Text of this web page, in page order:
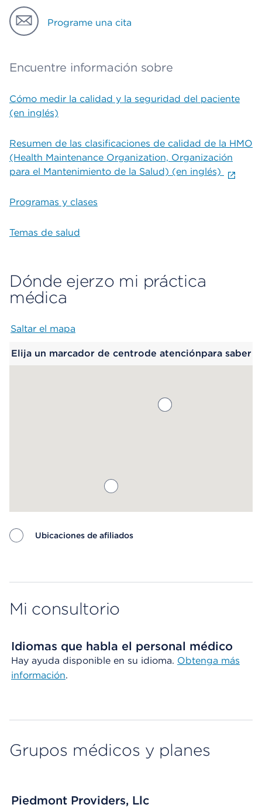
Programe una cita
Encuentre información sobre
Cómo medir la calidad y la seguridad del paciente
(en inglés)
Resumen de las clasificaciones de calidad de la HMO
(Health Maintenance Organization, Organización
para el Mantenimiento de la Salud) (en inglés)
Programas y clases
Temas de salud
Dónde ejerzo mi práctica
médica
Saltar el mapa
Elija un marcador de centrode atenciónpara saber
Ubicaciones de afiliados
Mi consultorio
Idiomas que habla el personal médico
Hay ayuda disponible en su idioma. Obtenga más
información.
Grupos médicos y planes
Piedmont Providers, Llc